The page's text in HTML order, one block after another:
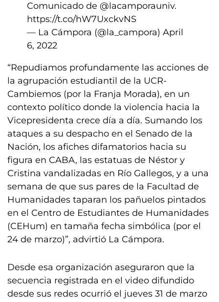
Comunicado de @lacamporauniv.
https://t.co/hW7UxckvNS
— La Cámpora (@la_campora) April
6, 2022
“Repudiamos profundamente las acciones de
la agrupación estudiantil de la UCR-
Cambiemos (por la Franja Morada), en un
contexto político donde la violencia hacia la
Vicepresidenta crece día a día. Sumando los
ataques a su despacho en el Senado de la
Nación, los afiches difamatorios hacia su
figura en CABA, las estatuas de Néstor y
Cristina vandalizadas en Río Gallegos, y a una
semana de que sus pares de la Facultad de
Humanidades taparan los pañuelos pintados
en el Centro de Estudiantes de Humanidades
(CEHum) en tamaña fecha simbólica (por el
24 de marzo)”, advirtió La Cámpora.
Desde esa organización aseguraron que la
secuencia registrada en el video difundido
desde sus redes ocurrió el jueves 31 de marzo